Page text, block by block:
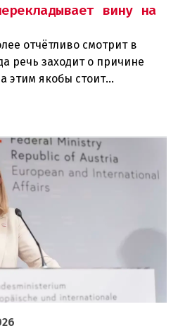
вину на
отчётливо смотрит в
речь заходит о причине
этим якобы стоит
п